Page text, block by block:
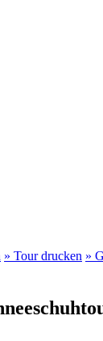
» Tour drucken »